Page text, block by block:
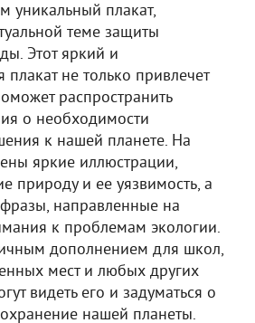
уникальный плакат,
теме защиты
Этот яркий и
не только привлечет
распространить
о необходимости
к нашей планете. На
яркие иллюстрации,
природу и ее уязвимость, а
направленные на
к проблемам экологии.
дополнением для школ,
мест и любых других
видеть его и задуматься о
нашей планеты.